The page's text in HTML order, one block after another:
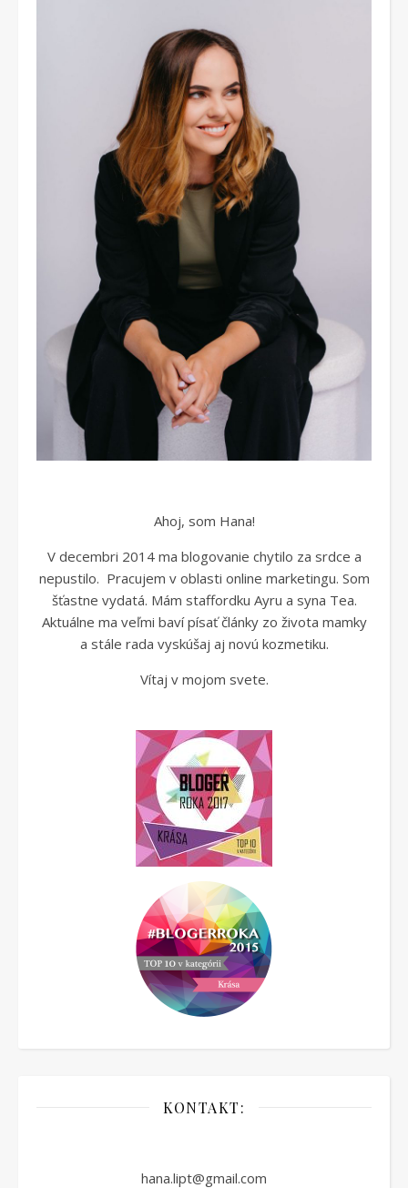
Ahoj, som Hana!
V decembri 2014 ma blogovanie chytilo za srdce a
nepustilo. Pracujem v oblasti online marketingu. Som
šťastne vydatá. Mám staffordku Ayru a syna Tea.
Aktuálne ma veľmi baví písať články zo života mamky
a stále rada vyskúšaj aj novú kozmetiku.
Vítaj v mojom svete.
KONTAKT:
hana.lipt@gmail.com